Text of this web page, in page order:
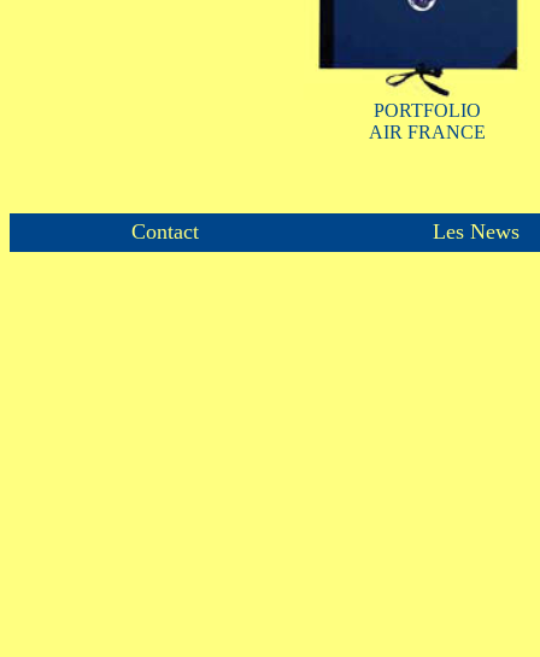
PORTFOLIO
AIR FRANCE
Contact Les News